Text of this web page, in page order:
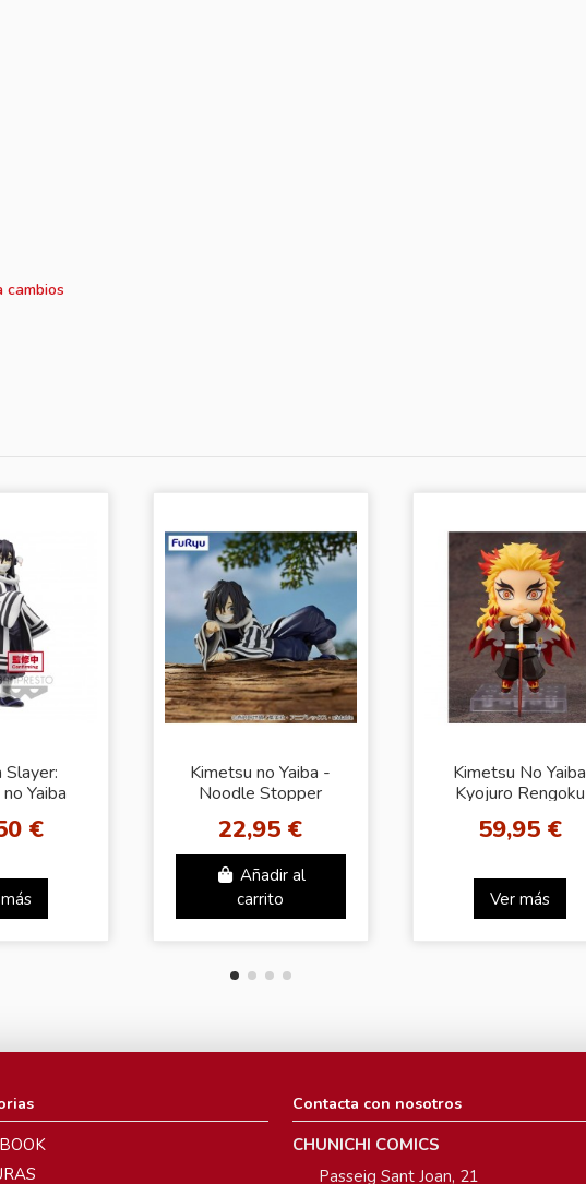
cambios
Slayer:
Yaiba
Iguro)
€
Kimetsu no Yaiba -
Noodle Stopper
22,95 €
Añadir al
carrito
Kimetsu No Yaiba
Kyojuro Rengoku
59,95 €
Ver más
Contacta con nosotros
CHUNICHI COMICS
Passeig Sant Joan, 21